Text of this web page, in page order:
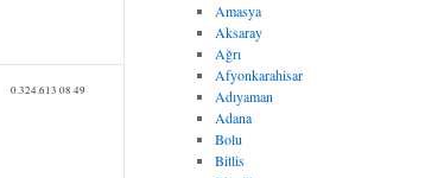
0.324.613 08 49
Amasya
Aksaray
Ağrı
Afyonkarahisar
Adıyaman
Adana
Bolu
Bitlis